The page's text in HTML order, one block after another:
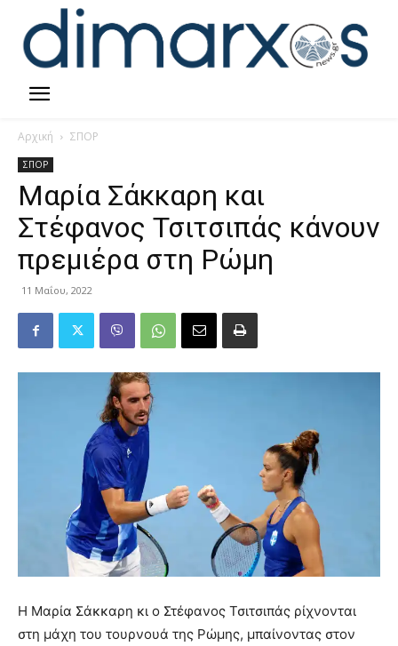
Αρχική ΣΠΟΡ
ΣΠΟΡ
Μαρία Σάκκαρη και
Στέφανος Τσιτσιπάς κάνουν
πρεμιέρα στη Ρώμη
11 Μαΐου, 2022
Η Μαρία Σάκκαρη κι ο Στέφανος Τσιτσιπάς ρίχνονται
στη μάχη του τουρνουά της Ρώμης, μπαίνοντας στον